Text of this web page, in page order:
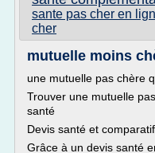
sante pas cher en
cher
mutuelle moins
une mutuelle pas chère
Trouver une mutuelle
santé
Devis santé et
Grâce à un devis santé